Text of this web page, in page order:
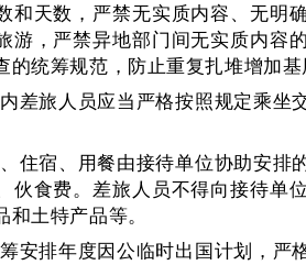
和天数，严禁无实质内容、无明
游，严禁异地部门间无实质内容
的统筹规范，防止重复扎堆增加
差旅人员应当严格按照规定乘坐
住宿、用餐由接待单位协助安排
伙食费。差旅人员不得向接待单
土特产品等。
安排年度因公临时出国计划，严